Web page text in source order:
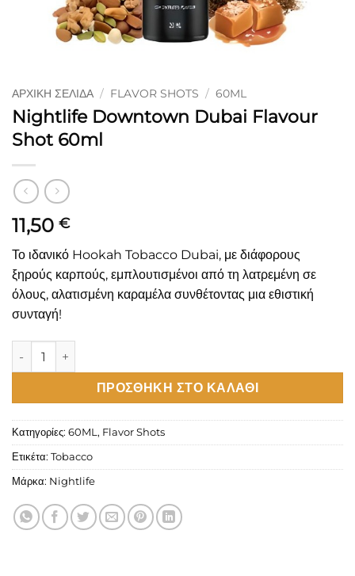
ΑΡΧΙΚΉ ΣΕΛΊΔΑ / FLAVOR SHOTS / 60ML
Nightlife Downtown Dubai Flavour
Shot 60ml
11,50 €
Το ιδανικό Hookah Tobacco Dubai, με διάφορους
ξηρούς καρπούς, εμπλουτισμένοι από τη λατρεμένη σε
όλους, αλατισμένη καραμέλα συνθέτοντας μια εθιστική
συνταγή!
Nightlife Downtown Dubai Flavour Shot 60ml ποσότητα
ΠΡΟΣΘΉΚΗ ΣΤΟ ΚΑΛΆΘΙ
Κατηγορίες: 60ML, Flavor Shots
Ετικέτα: Tobacco
Μάρκα: Nightlife